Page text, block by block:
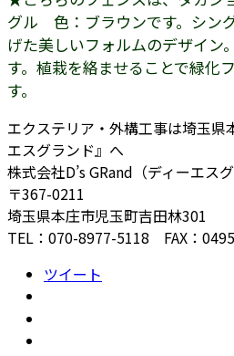
グル 色：ブラウンです。シン
げた美しいフォルムのデザイン
す。植栽を絡ませることで緑化
す。
エクステリア・外構工事は埼玉県
エスグランド』へ
株式会社D’s GRand（ディーエスグ
〒367-0211
埼玉県本庄市児玉町吉田林301
TEL：070-8977-5118 FAX：
ツイート